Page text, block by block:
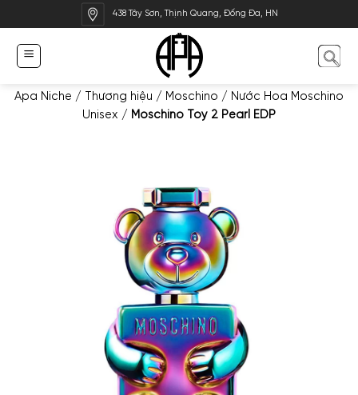
qua
dung
438 Tây Sơn, Thịnh Quang, Đống Đa, HN
Apa Niche / Thương hiệu / Moschino / Nước Hoa Moschino
Unisex / Moschino Toy 2 Pearl EDP